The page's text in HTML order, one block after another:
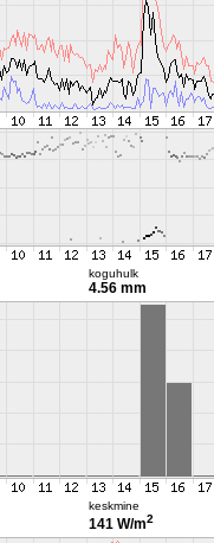
koguhulk
4.56 mm
keskmine
141 W/m2